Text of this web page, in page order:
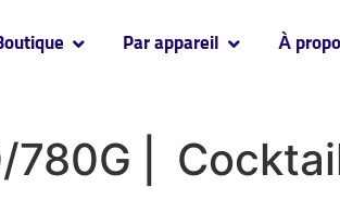
Par appareil À
⎜